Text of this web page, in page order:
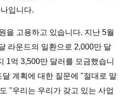
입니다.
을 고용하고 있습니다. 지난 5월
라운드의 일환으로 2,000만 달
1억 3,500만 달러를 모금했습니
계획에 대한 질문에 "절대로 말
"우리는 우리가 갖고 있는 사업